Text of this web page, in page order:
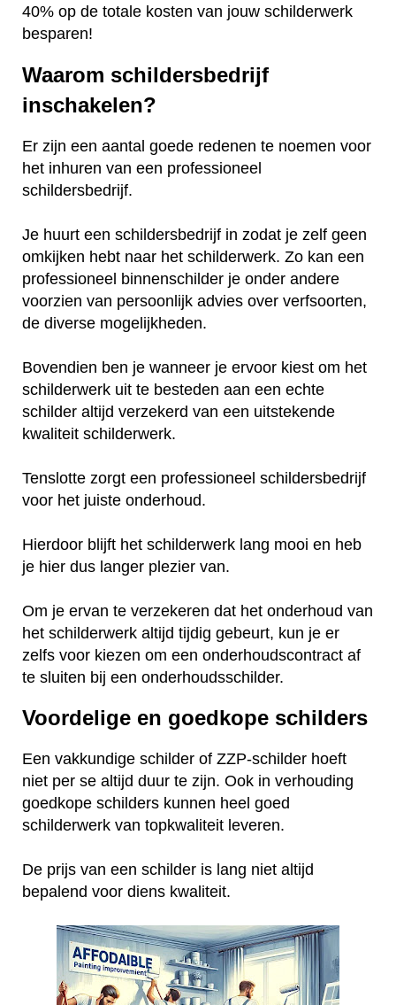
40% op de totale kosten van jouw schilderwerk
besparen!
Waarom schildersbedrijf
inschakelen?
Er zijn een aantal goede redenen te noemen voor
het inhuren van een professioneel
schildersbedrijf.
Je huurt een schildersbedrijf in zodat je zelf geen
omkijken hebt naar het schilderwerk. Zo kan een
professioneel binnenschilder je onder andere
voorzien van persoonlijk advies over verfsoorten,
de diverse mogelijkheden.
Bovendien ben je wanneer je ervoor kiest om het
schilderwerk uit te besteden aan een echte
schilder altijd verzekerd van een uitstekende
kwaliteit schilderwerk.
Tenslotte zorgt een professioneel schildersbedrijf
voor het juiste onderhoud.
Hierdoor blijft het schilderwerk lang mooi en heb
je hier dus langer plezier van.
Om je ervan te verzekeren dat het onderhoud van
het schilderwerk altijd tijdig gebeurt, kun je er
zelfs voor kiezen om een onderhoudscontract af
te sluiten bij een onderhoudsschilder.
Voordelige en goedkope schilders
Een vakkundige schilder of ZZP-schilder hoeft
niet per se altijd duur te zijn. Ook in verhouding
goedkope schilders kunnen heel goed
schilderwerk van topkwaliteit leveren.
De prijs van een schilder is lang niet altijd
bepalend voor diens kwaliteit.